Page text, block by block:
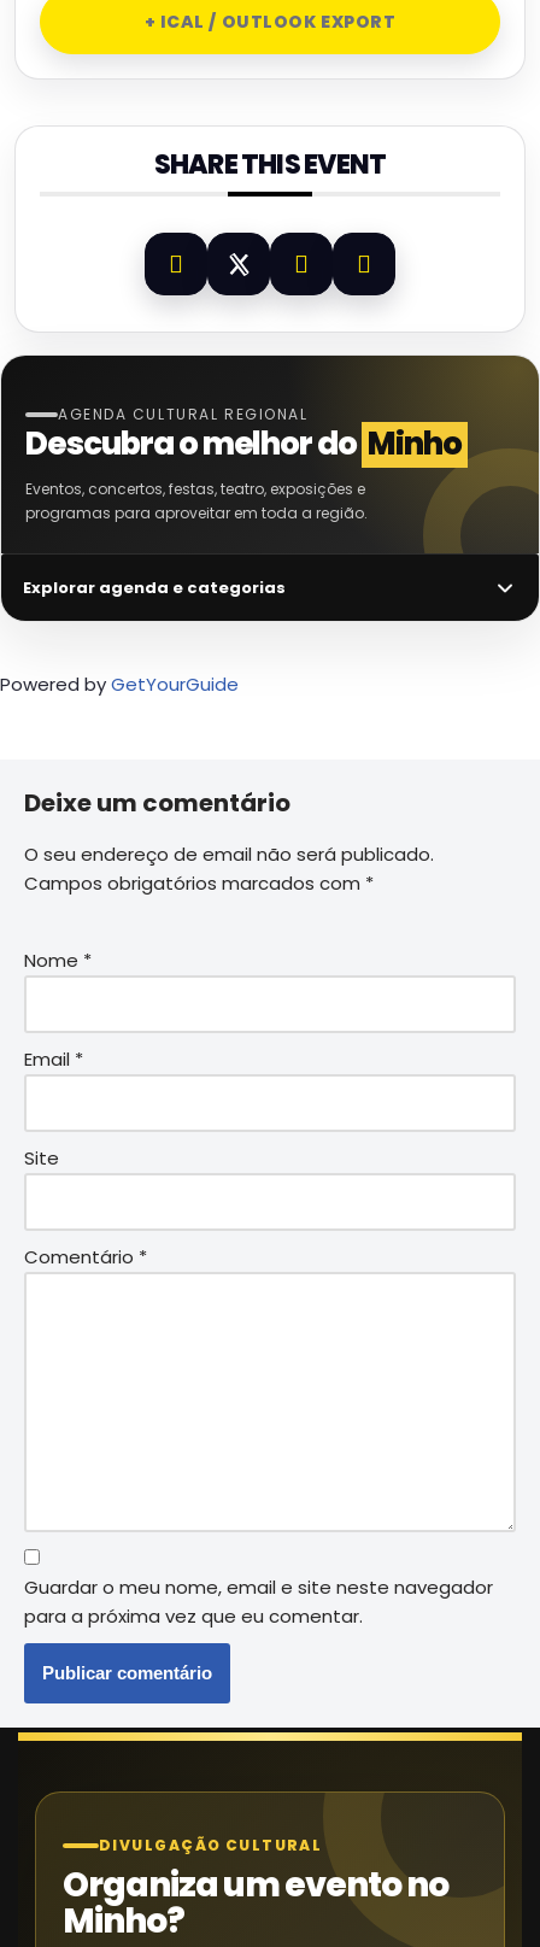
+ ICAL / OUTLOOK EXPORT
SHARE THIS EVENT
AGENDA CULTURAL REGIONAL
Descubra o melhor do Minho
Eventos, concertos, festas, teatro, exposições e
programas para aproveitar em toda a região.
Explorar agenda e categorias
Powered byGetYourGuide
Deixe um comentário
O seu endereço de email não será publicado.
Campos obrigatórios marcados com *
Nome *
Email *
Site
Comentário *
Guardar o meu nome, email e site neste navegador
para a próxima vez que eu comentar.
DIVULGAÇÃO CULTURAL
Organiza um evento no
Minho?